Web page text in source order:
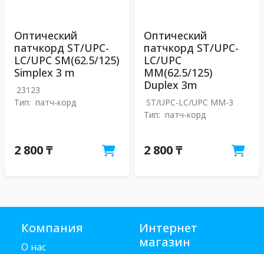
Оптический
патчкорд ST/UPC-
LC/UPC SM(62.5/125)
Simplex 3 m
23123
Тип: патч-корд
2 800 ₸
Оптический
патчкорд ST/UPC-
LC/UPC
MM(62.5/125)
Duplex 3m
ST/UPC-LC/UPC MM-3
Тип: патч-корд
2 800 ₸
Компания
О нас
Интернет
магазин